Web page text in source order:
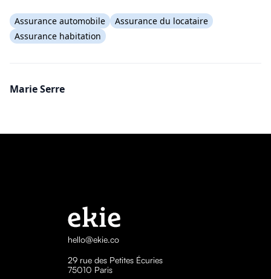
Assurance automobile
Assurance du locataire
Assurance habitation
Marie Serre
hello@ekie.co
29 rue des Petites Écuries
75010 Paris